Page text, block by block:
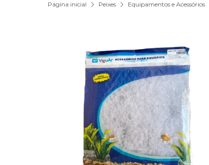
Página inicial Peixes Equipamentos e Acessórios